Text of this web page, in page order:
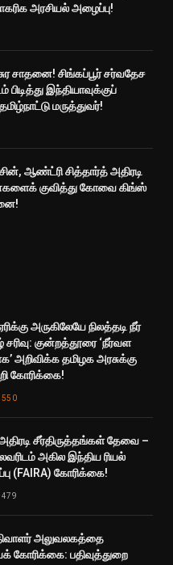
அரசியல் அழைப்பு!
சாதனை! சிங்கப்பூர் சர்வதேச
பிடித்து இந்தியாவுக்குப்
மருத்துவர்!
ஆண்ட்ரி சித்தார்த் அதிரடி
குவித்து கோவை கிங்ஸ்
அருகிலேயே நிலத்தடி நீர்
சரிவு: குன்றத்தூரை ‘நீர்வள
அறிவிக்க தமிழக அரசுக்கு
கோரிக்கை!
550
அதிரடி சீர்திருத்தங்கள் தேவை –
அகில இந்திய ரியல்
(FAIRA) கோரிக்கை!
479
அலுவலகத்தை
கோரிக்கை: பதிவுத்துறை